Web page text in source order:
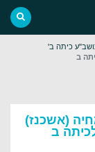
כיתה ב'
ב
(אשכנז)
ב